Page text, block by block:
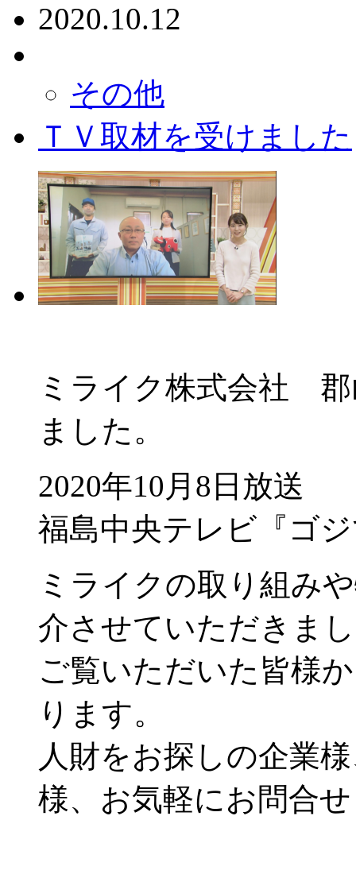
2020.10.12
その他
ＴＶ取材を受けました
ミライク株式会社 郡
ました。
2020年10月8日放送
福島中央テレビ『ゴ
ミライクの取り組み
介させていただきま
ご覧いただいた皆様
ります。
人財をお探しの企業
様、お気軽にお問合